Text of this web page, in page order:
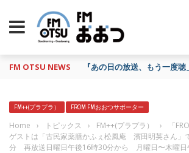
FM OTSU NEWS 『あの日の放送、もう一度
FM++(プラプラ） FROM FMおおつサポーター
Home › トピックス › FM++(プラプラ） ›
「
ゲストは「古民家薬膳かふぇ松風庵 濱田明英さん」
分 再放送日曜日午後16時30分から 月曜日〜木曜日